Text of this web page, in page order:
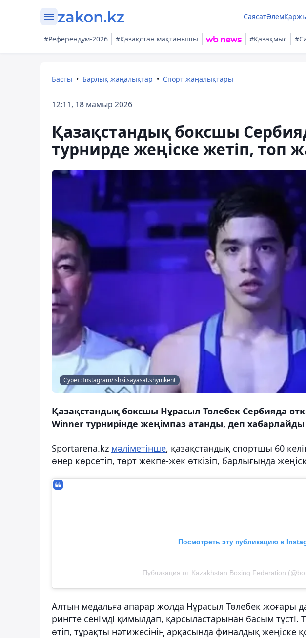
СаясатӘлем
#Референдум-2026 #Қазақстан мақтанышы #Қазақмыс
Басты Барлық жаңалықтар Спорт жаңалықтары
12:11, 18 мамыр 2026
Қазақстандық боксшы
турнирде жеңіске жетіп, топ
Сурет: Instagram/ishki.sayasat.shymkent
Қазақстандық боксшы Нұрасыл Төлебек Сербияда
Winner турнирінде жеңімпаз атанды, деп хабарлайды
Sportarena.kz мәліметінше, қазақстандық спортшы 60
өнер көрсетіп, төрт жекпе-жек өткізіп, барлығында
Посмотреть эту публикацию в
Публикация от Kazakhstan Boxing Federation
Алтын медальға апарар жолда Нұрасыл Төлебек жоғары
рингте сенімді қимылдап, қарсыластарынан басым түсті.
өтіп, тұрақты нәтижесінің арқасында финалдық жеңіске